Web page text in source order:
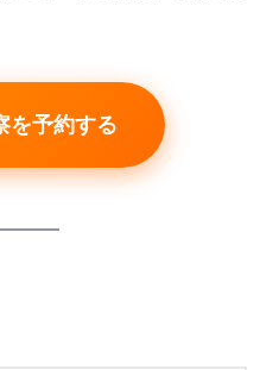
を予約する